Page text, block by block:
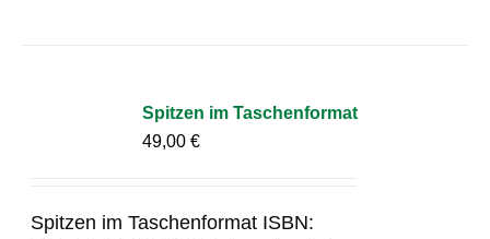
Spitzen im Taschenformat
49,00€
Spitzen im Taschenformat ISBN: